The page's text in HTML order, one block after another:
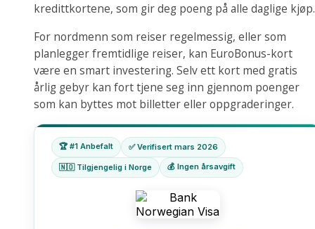
kredittkortene, som gir deg poeng på alle daglige kjøp.
For nordmenn som reiser regelmessig, eller som
planlegger fremtidlige reiser, kan EuroBonus-kort
være en smart investering. Selv ett kort med gratis
årlig gebyr kan fort tjene seg inn gjennom poenger
som kan byttes mot billetter eller oppgraderinger.
🏆 #1 Anbefalt ✅ Verifisert mars 2026
🇳🇴 Tilgjengelig i Norge 💰 Ingen årsavgift